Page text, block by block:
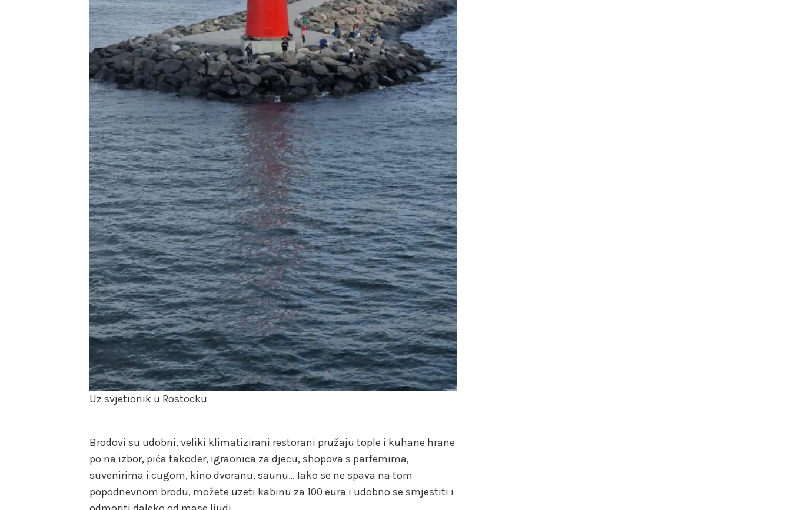
Uz svjetionik u Rostocku
Brodovi su udobni, veliki klimatizirani restorani pružaju tople i kuhane hrane
po na izbor, pića također, igraonica za djecu, shopova s parfemima,
suvenirima i cugom, kino dvoranu, saunu… Iako se ne spava na tom
popodnevnom brodu, možete uzeti kabinu za 100 eura i udobno se smjestiti i